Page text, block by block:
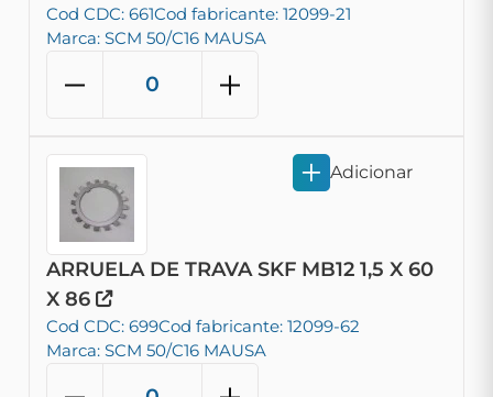
Cod CDC: 661Cod fabricante: 12099-21
Marca: SCM 50/C16 MAUSA
ARRUELA DE TRAVA SKF MB12 1,5 X 60
X 86
Cod CDC: 699Cod fabricante: 12099-62
Marca: SCM 50/C16 MAUSA
Adicionar